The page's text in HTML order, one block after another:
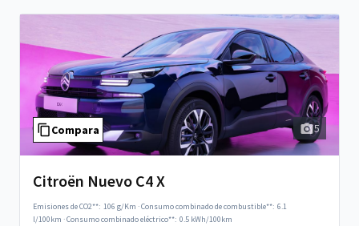
Compara 5
Citroën Nuevo C4 X
Emisiones de CO2**: 106 g/Km ·Consumo combinado de combustible**: 6.1
l/100km ·Consumo combinado eléctrico**: 0.5 kWh/100km